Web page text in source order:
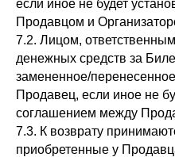
если иное не будет
Продавцом и
7.2. Лицом,
денежных средств за
замененное/
Продавец, если иное не
соглашением между
7.3. К возврату
приобретенные у